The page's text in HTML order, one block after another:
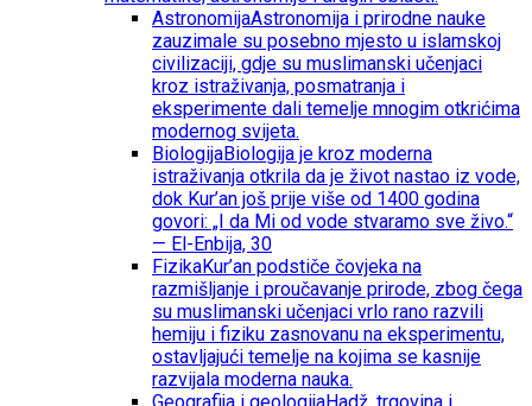
AstronomijaAstronomija i prirodne nauke
zauzimale su posebno mjesto u islamskoj
civilizaciji, gdje su muslimanski učenjaci
kroz istraživanja, posmatranja i
eksperimente dali temelje mnogim otkrićima
modernog svijeta.
BiologijaBiologija je kroz moderna
istraživanja otkrila da je život nastao iz vode,
dok Kur’an još prije više od 1400 godina
govori: „I da Mi od vode stvaramo sve živo.“
— El-Enbija, 30
FizikaKur’an podstiče čovjeka na
razmišljanje i proučavanje prirode, zbog čega
su muslimanski učenjaci vrlo rano razvili
hemiju i fiziku zasnovanu na eksperimentu,
ostavljajući temelje na kojima se kasnije
razvijala moderna nauka.